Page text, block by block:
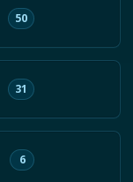
50
31
6